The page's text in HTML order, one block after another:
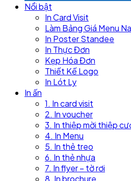
Nổi bật
In Card Visit
Làm Bảng Giá Menu
In Poster Standee
In Thực Đơn
Kẹp Hóa Đơn
Thiết Kế Logo
In Lót Ly
In ấn
1. In card visit
2. In voucher
3. In thiệp mời thiệp
4. In Menu
5. In thẻ treo
6. In thẻ nhựa
7. In flyer – tờ rơi
8. In brochure